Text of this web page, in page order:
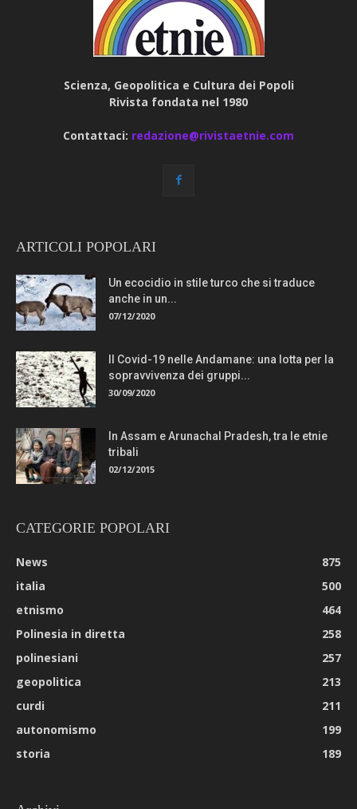
Scienza, Geopolitica e Cultura dei Popoli
Rivista fondata nel 1980
Contattaci: redazione@rivistaetnie.com
ARTICOLI POPOLARI
Un ecocidio in stile turco che si traduce
anche in un...
07/12/2020
Il Covid-19 nelle Andamane: una lotta per la
sopravvivenza dei gruppi...
30/09/2020
In Assam e Arunachal Pradesh, tra le etnie
tribali
02/12/2015
CATEGORIE POPOLARI
News
875
italia
500
etnismo
464
Polinesia in diretta
258
polinesiani
257
geopolitica
213
curdi
211
autonomismo
199
storia
189